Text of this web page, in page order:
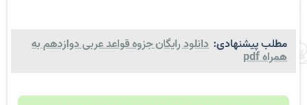
مطلب پیشنهادی: دانلود رایگان جزوه قواعد عربی دوازدهم به
همراه pdf